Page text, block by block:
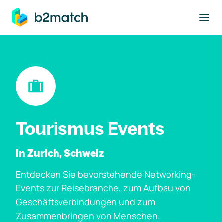
springen
Tourismus Events
In Zurich, Schweiz
Entdecken Sie bevorstehende Networking-
Events zur Reisebranche, zum Aufbau von
Geschäftsverbindungen und zum
Zusammenbringen von Menschen.